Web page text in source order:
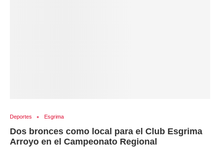
Deportes Esgrima
Dos bronces como local para el Club Esgrima
Arroyo en el Campeonato Regional